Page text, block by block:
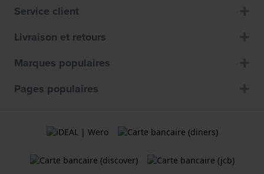
Service client
Livraison et retours
Marques populaires
Pages populaires